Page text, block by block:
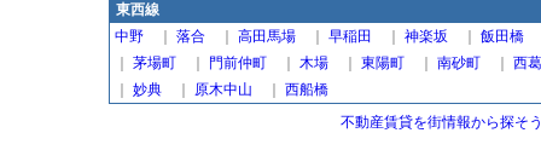
東西線
中野
落合 高田馬場 早稲田 神楽坂 飯田橋
茅場町 門前仲町 木場 東陽町 南砂町
西
妙典 原木中山
西船橋
不動産賃貸を街情報から探そ